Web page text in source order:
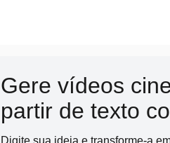
Gere vídeos
partir de texto
Digite sua ideia e transforme-a